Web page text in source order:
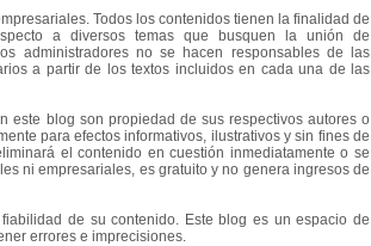
Todos los contenidos tienen la finalidad de
a diversos temas que busquen la unión de
administradores no se hacen responsables de las
a partir de los textos incluidos en cada una de las
este blog son propiedad de sus respectivos autores o
para efectos informativos, ilustrativos y sin fines de
el contenido en cuestión inmediatamente o se
ni empresariales, es gratuito y no genera ingresos de
de su contenido. Este blog es un espacio de
errores e imprecisiones.